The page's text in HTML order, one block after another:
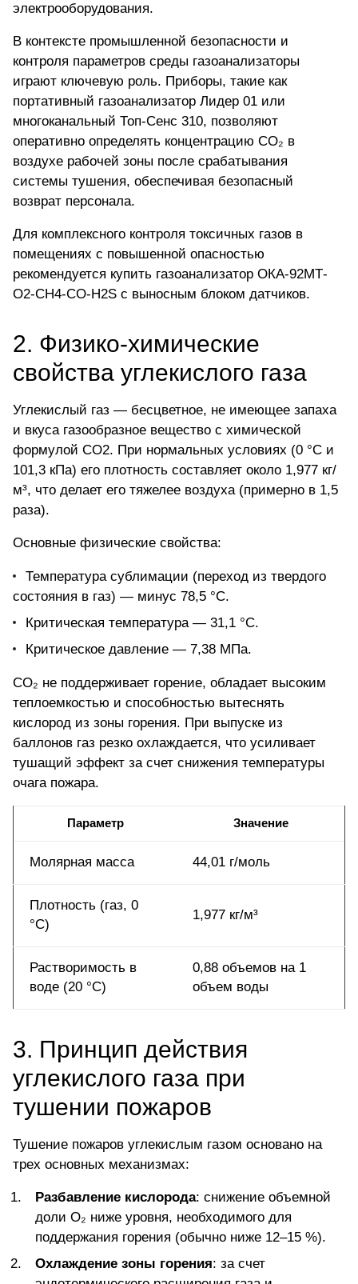
электрооборудования.
В контексте промышленной безопасности и
контроля параметров среды газоанализаторы
играют ключевую роль. Приборы, такие как
портативный газоанализатор Лидер 01 или
многоканальный Топ-Сенс 310, позволяют
оперативно определять концентрацию CO₂ в
воздухе рабочей зоны после срабатывания
системы тушения, обеспечивая безопасный
возврат персонала.
Для комплексного контроля токсичных газов в
помещениях с повышенной опасностью
рекомендуется купить газоанализатор ОКА-92МТ-
O2-CH4-CO-H2S с выносным блоком датчиков.
2. Физико-химические
свойства углекислого газа
Углекислый газ — бесцветное, не имеющее запаха
и вкуса газообразное вещество с химической
формулой CO2. При нормальных условиях (0 °C и
101,3 кПа) его плотность составляет около 1,977 кг/
м³, что делает его тяжелее воздуха (примерно в 1,5
раза).
Основные физические свойства:
Температура сублимации (переход из твердого
состояния в газ) — минус 78,5 °C.
Критическая температура — 31,1 °C.
Критическое давление — 7,38 МПа.
CO₂ не поддерживает горение, обладает высоким
теплоемкостью и способностью вытеснять
кислород из зоны горения. При выпуске из
баллонов газ резко охлаждается, что усиливает
тушащий эффект за счет снижения температуры
очага пожара.
Параметр Значение
Молярная масса 44,01 г/моль
Плотность (газ, 0
°C)
1,977 кг/м³
Растворимость в
воде (20 °C)
0,88 объемов на 1
объем воды
3. Принцип действия
углекислого газа при
тушении пожаров
Тушение пожаров углекислым газом основано на
трех основных механизмах:
Разбавление кислорода: снижение объемной
доли O₂ ниже уровня, необходимого для
поддержания горения (обычно ниже 12–15 %).
Охлаждение зоны горения: за счет